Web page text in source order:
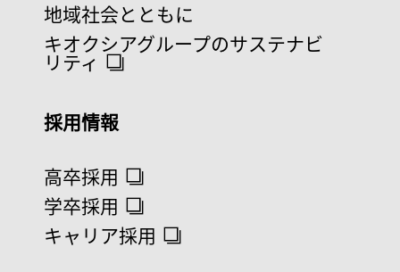
地域社会とともに
キオクシアグループのサステナビ
リティ
採用情報
高卒採用
学卒採用
キャリア採用